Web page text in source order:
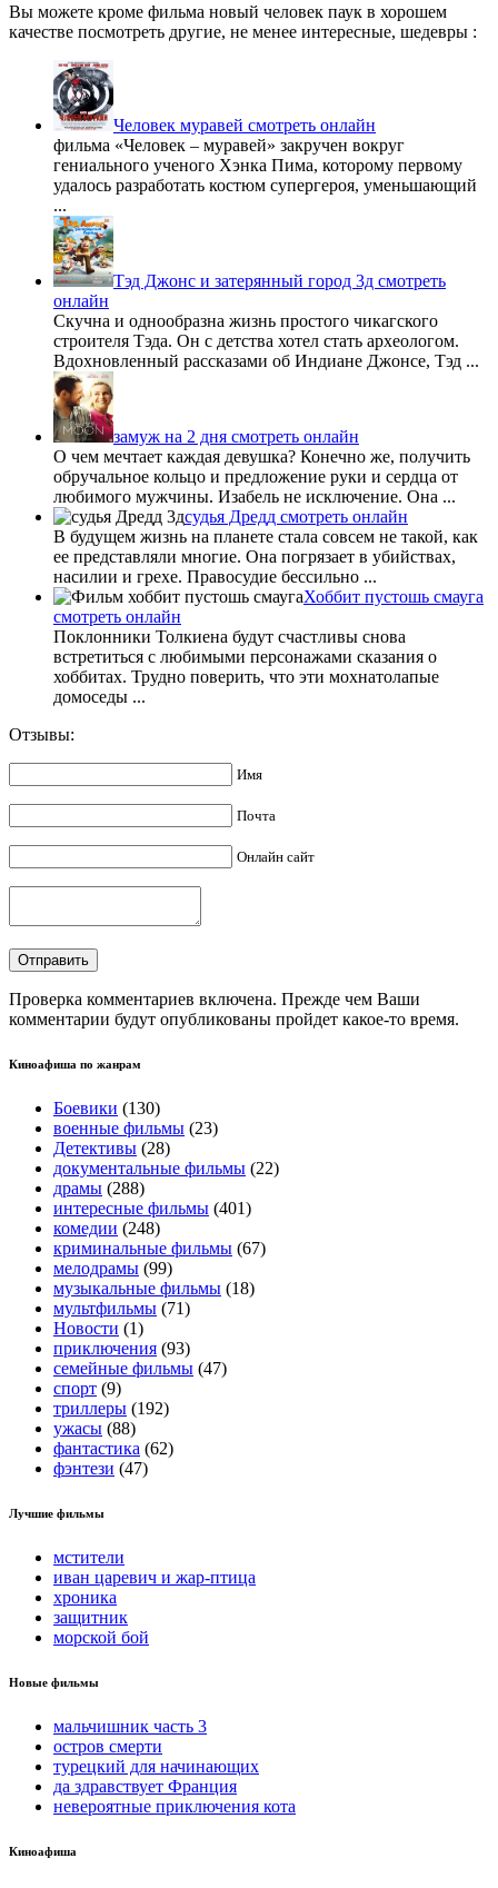
Вы можете кроме фильма новый человек паук в хорошем
качестве посмотреть другие, не менее интересные, шедевры :
Человек муравей смотреть онлайн
фильма «Человек – муравей» закручен вокруг
гениального ученого Хэнка Пима, которому первому
удалось разработать костюм супергероя, уменьшающий
...
Тэд Джонс и затерянный город 3д смотреть
онлайн
Скучна и однообразна жизнь простого чикагского
строителя Тэда. Он с детства хотел стать археологом.
Вдохновленный рассказами об Индиане Джонсе, Тэд ...
замуж на 2 дня смотреть онлайн
О чем мечтает каждая девушка? Конечно же, получить
обручальное кольцо и предложение руки и сердца от
любимого мужчины. Изабель не исключение. Она ...
судья Дредд смотреть онлайн
В будущем жизнь на планете стала совсем не такой, как
ее представляли многие. Она погрязает в убийствах,
насилии и грехе. Правосудие бессильно ...
Хоббит пустошь смауга
смотреть онлайн
Поклонники Толкиена будут счастливы снова
встретиться с любимыми персонажами сказания о
хоббитах. Трудно поверить, что эти мохнатолапые
домоседы ...
Отзывы:
Имя
Почта
Онлайн сайт
Проверка комментариев включена. Прежде чем Ваши
комментарии будут опубликованы пройдет какое-то время.
Киноафиша по жанрам
Боевики (130)
военные фильмы (23)
Детективы (28)
документальные фильмы (22)
драмы (288)
интересные фильмы (401)
комедии (248)
криминальные фильмы (67)
мелодрамы (99)
музыкальные фильмы (18)
мультфильмы (71)
Новости (1)
приключения (93)
семейные фильмы (47)
спорт (9)
триллеры (192)
ужасы (88)
фантастика (62)
фэнтези (47)
Лучшие фильмы
мстители
иван царевич и жар-птица
хроника
защитник
морской бой
Новые фильмы
мальчишник часть 3
остров смерти
турецкий для начинающих
да здравствует Франция
невероятные приключения кота
Киноафиша